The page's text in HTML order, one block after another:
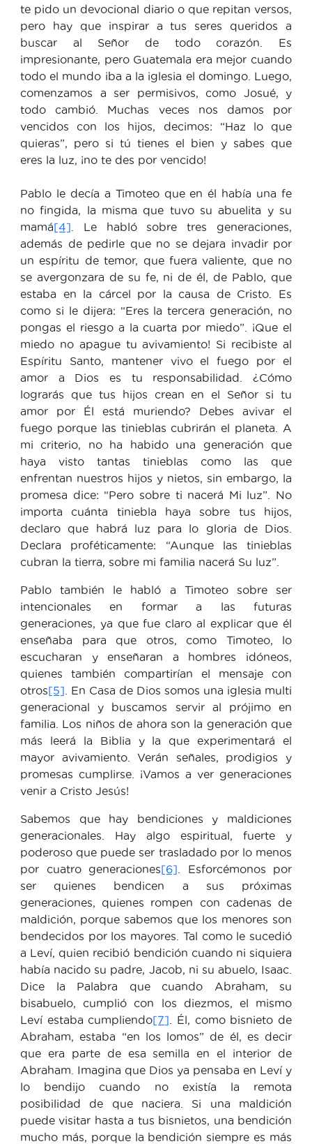
te pido un devocional diario o que repitan versos,
pero hay que inspirar a tus seres queridos a
buscar al Señor de todo corazón. Es
impresionante, pero Guatemala era mejor cuando
todo el mundo iba a la iglesia el domingo. Luego,
comenzamos a ser permisivos, como Josué, y
todo cambió. Muchas veces nos damos por
vencidos con los hijos, decimos: “Haz lo que
quieras”, pero si tú tienes el bien y sabes que
eres la luz, ¡no te des por vencido!
Pablo le decía a Timoteo que en él había una fe
no fingida, la misma que tuvo su abuelita y su
mamá[4] . Le habló sobre tres generaciones,
además de pedirle que no se dejara invadir por
un espíritu de temor, que fuera valiente, que no
se avergonzara de su fe, ni de él, de Pablo, que
estaba en la cárcel por la causa de Cristo. Es
como si le dijera: “Eres la tercera generación, no
pongas el riesgo a la cuarta por miedo”. ¡Que el
miedo no apague tu avivamiento! Si recibiste al
Espíritu Santo, mantener vivo el fuego por el
amor a Dios es tu responsabilidad. ¿Cómo
lograrás que tus hijos crean en el Señor si tu
amor por Él está muriendo? Debes avivar el
fuego porque las tinieblas cubrirán el planeta. A
mi criterio, no ha habido una generación que
haya visto tantas tinieblas como las que
enfrentan nuestros hijos y nietos, sin embargo, la
promesa dice: “Pero sobre ti nacerá Mi luz”. No
importa cuánta tiniebla haya sobre tus hijos,
declaro que habrá luz para lo gloria de Dios.
Declara proféticamente: “Aunque las tinieblas
cubran la tierra, sobre mi familia nacerá Su luz”.
Pablo también le habló a Timoteo sobre ser
intencionales en formar a las futuras
generaciones, ya que fue claro al explicar que él
enseñaba para que otros, como Timoteo, lo
escucharan y enseñaran a hombres idóneos,
quienes también compartirían el mensaje con
otros[5] . En Casa de Dios somos una iglesia multi
generacional y buscamos servir al prójimo en
familia. Los niños de ahora son la generación que
más leerá la Biblia y la que experimentará el
mayor avivamiento. Verán señales, prodigios y
promesas cumplirse. ¡Vamos a ver generaciones
venir a Cristo Jesús!
Sabemos que hay bendiciones y maldiciones
generacionales. Hay algo espiritual, fuerte y
poderoso que puede ser trasladado por lo menos
por cuatro generaciones[6] . Esforcémonos por
ser quienes bendicen a sus próximas
generaciones, quienes rompen con cadenas de
maldición, porque sabemos que los menores son
bendecidos por los mayores. Tal como le sucedió
a Leví, quien recibió bendición cuando ni siquiera
había nacido su padre, Jacob, ni su abuelo, Isaac.
Dice la Palabra que cuando Abraham, su
bisabuelo, cumplió con los diezmos, el mismo
Leví estaba cumpliendo[7] . Él, como bisnieto de
Abraham, estaba “en los lomos” de él, es decir
que era parte de esa semilla en el interior de
Abraham. Imagina que Dios ya pensaba en Leví y
lo bendijo cuando no existía la remota
posibilidad de que naciera. Si una maldición
puede visitar hasta a tus bisnietos, una bendición
mucho más, porque la bendición siempre es más